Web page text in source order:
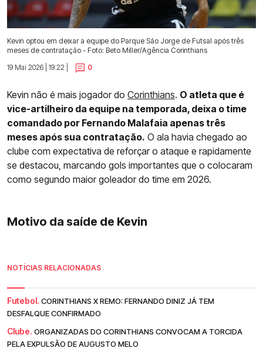
Kevin optou em deixar a equipe do Parque São Jorge de Futsal após três
meses de contratação - Foto: Beto Miller/Agência Corinthians
19 Mai 2026 | 19:22 |
0
Kevin não é mais jogador do Corinthians. O atleta que é
vice-artilheiro da equipe na temporada, deixa o time
comandado por Fernando Malafaia apenas três
meses após sua contratação. O ala havia chegado ao
clube com expectativa de reforçar o ataque e rapidamente
se destacou, marcando gols importantes que o colocaram
como segundo maior goleador do time em 2026.
Motivo da saíde de Kevin
NOTÍCIAS RELACIONADAS
Futebol. CORINTHIANS X REMO: FERNANDO DINIZ JÁ TEM
DESFALQUE CONFIRMADO
Clube. ORGANIZADAS DO CORINTHIANS CONVOCAM A TORCIDA
PELA EXPULSÃO DE AUGUSTO MELO